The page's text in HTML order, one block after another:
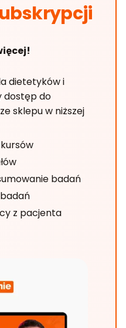
dietetyków i
dostęp do
sklepu w niższej
badań
z pacjenta